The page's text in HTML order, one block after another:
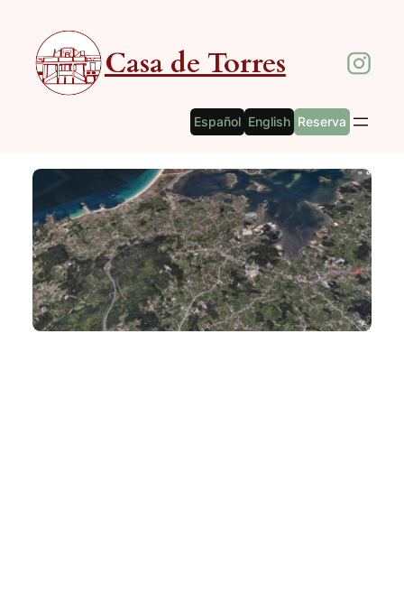
contenido
Casa de Torres
Español English Reserva